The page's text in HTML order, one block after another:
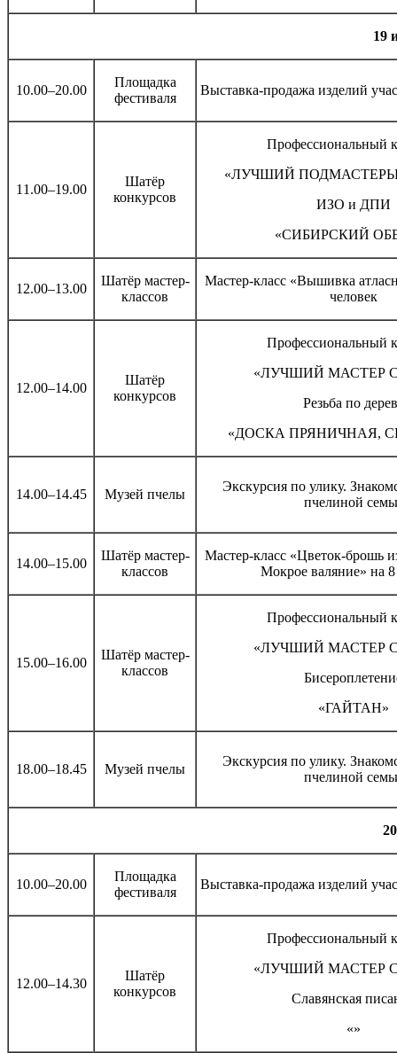
19
10.00–20.00
Площадка
фестиваля
Выставка-продажа изделий
11.00–19.00
Шатёр
конкурсов
Профессиональный
«ЛУЧШИЙ
ИЗО и ДПИ
«СИБИРСКИЙ
12.00–13.00
Шатёр мастер-
классов
Мастер-класс «Вышивка
человек
12.00–14.00
Шатёр
конкурсов
Профессиональный
«ЛУЧШИЙ МАСТЕР
Резьба по
«ДОСКА ПРЯНИЧНАЯ,
14.00–14.45 Музей пчелы
Экскурсия по улику.
пчелиной
14.00–15.00
Шатёр мастер-
классов
Мастер-класс «Цветок-брошь
Мокрое валяние» на 8
15.00–16.00
Шатёр мастер-
классов
Профессиональный
«ЛУЧШИЙ МАСТЕР
«ГАЙТАН»
18.00–18.45 Музей пчелы
Экскурсия по улику.
пчелиной
10.00–20.00
Площадка
фестиваля
Выставка-продажа изделий
12.00–14.30
Шатёр
конкурсов
Профессиональный
«ЛУЧШИЙ МАСТЕР
Славянская
«»